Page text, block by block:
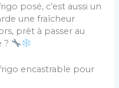
posé, c’est aussi un
une fraîcheur
prêt à passer au
?
encastrable pour